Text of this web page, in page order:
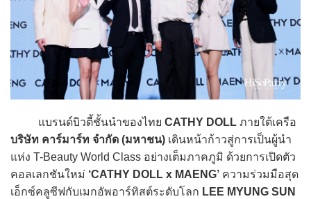
แบรนด์บิวตี้ชั้นนำของไทย CATHY DOLL ภายใต้เครือ
บริษัท คาร์มาร์ท จำกัด (มหาชน) เดินหน้าก้าวสู่การเป็นผู้นำ
แห่ง T-Beauty World Class อย่างเต็มภาคภูมิ ด้วยการเปิดตัว
คอลเลกชันใหม่ ‘CATHY DOLL x MAENG’ ความร่วมมือสุด
เอ็กซ์คลูซีฟกับเมกอัพอาร์ทิสต์ระดับโลก LEE MYUNG SUN